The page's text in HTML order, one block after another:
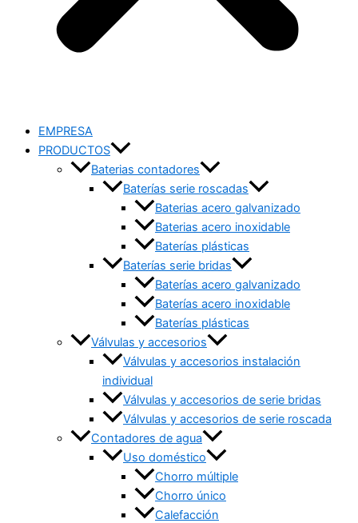
EMPRESA
PRODUCTOS
Baterias contadores
Baterías serie roscadas
Baterias acero galvanizado
Baterias acero inoxidable
Baterías plásticas
Baterías serie bridas
Baterías acero galvanizado
Baterías acero inoxidable
Baterías plásticas
Válvulas y accesorios
Válvulas y accesorios instalación
individual
Válvulas y accesorios de serie bridas
Válvulas y accesorios de serie roscada
Contadores de agua
Uso doméstico
Chorro múltiple
Chorro único
Calefacción